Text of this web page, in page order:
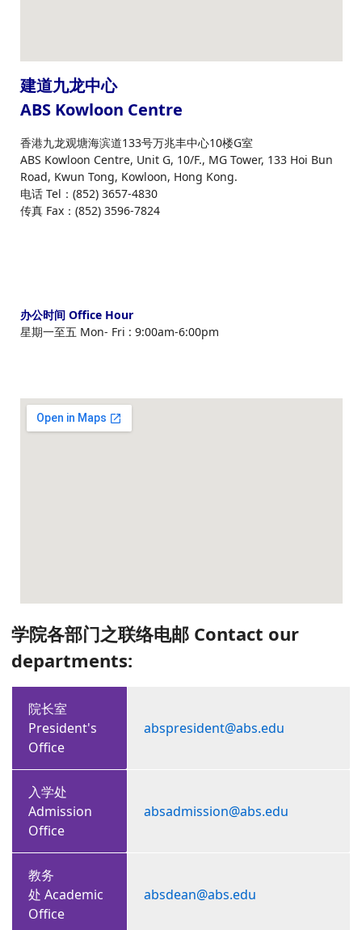
建道九龙中心
ABS Kowloon Centre
香港九龙观塘海滨道133号万兆丰中心10楼G室
ABS Kowloon Centre, Unit G, 10/F., MG Tower, 133 Hoi Bun
Road, Kwun Tong, Kowloon, Hong Kong.
电话 Tel：(852) 3657-4830
传真 Fax：(852) 3596-7824
办公时间 Office Hour
星期一至五 Mon- Fri : 9:00am-6:00pm
学院各部门之联络电邮 Contact our
departments:
院长室
President's
Office
abspresident@abs.edu
入学处
Admission
Office
absadmission@abs.edu
教务
处 Academic
Office
absdean@abs.edu